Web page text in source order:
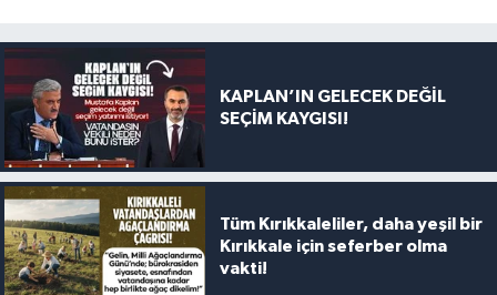
KAPLAN’IN GELECEK DEĞİL
SEÇİM KAYGISI!
Tüm Kırıkkaleliler, daha yeşil bir
Kırıkkale için seferber olma
vakti!